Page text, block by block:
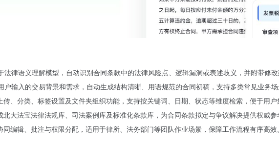
法律语义理解模型，自动识别合同条款中的法律风险点、逻辑漏洞或表述歧义，并附带修
户输入的交易背景和需求，自动生成结构清晰、用语规范的合同初稿，支持多类常见业务场
传、分类、标签设置及文件夹组织功能，支持按关键词、日期、状态等维度检索，便于用户
北大法宝法律法规库、司法案例库及标准化条款库，为合同条款拟定与争议解决提供权威参
同编辑、批注与权限分配，适用于律所、法务部门等团队作业场景，保障工作流程有序高效。